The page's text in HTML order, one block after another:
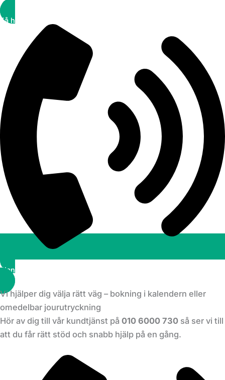
Få hjälp snabbt!
Planera ett besök
Vi hjälper dig välja rätt väg – bokning i kalendern eller
omedelbar jourutryckning
Hör av dig till vår kundtjänst på 010 6000 730 så ser vi till
att du får rätt stöd och snabb hjälp på en gång.